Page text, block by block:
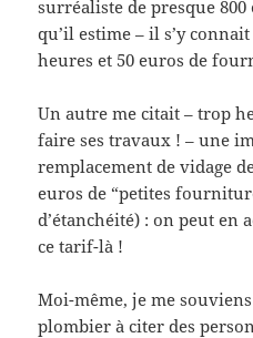
surréaliste de presque
qu’il estime – il s’y
heures et 50 euros de
Un autre me citait – trop
faire ses travaux ! – une
remplacement de vidage
euros de “petites
d’étanchéité) : on peut en
ce tarif-là !
Moi-même, je me
plombier à citer des